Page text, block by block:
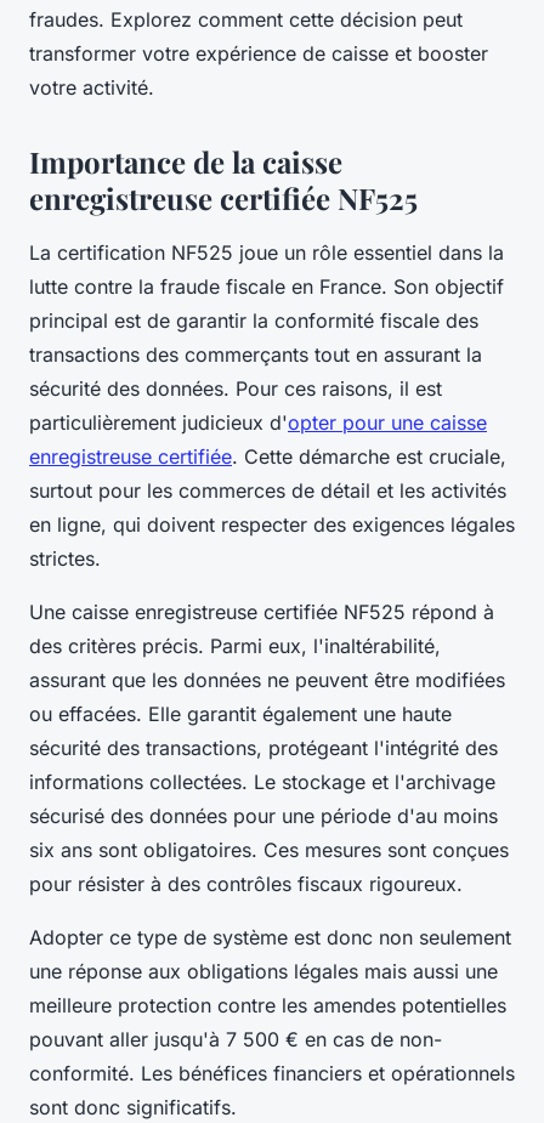
fraudes. Explorez comment cette décision peut
transformer votre expérience de caisse et booster
votre activité.
Importance de la caisse
enregistreuse certifiée NF525
La certification NF525 joue un rôle essentiel dans la
lutte contre la fraude fiscale en France. Son objectif
principal est de garantir la conformité fiscale des
transactions des commerçants tout en assurant la
sécurité des données. Pour ces raisons, il est
particulièrement judicieux d'opter pour une caisse
enregistreuse certifiée. Cette démarche est cruciale,
surtout pour les commerces de détail et les activités
en ligne, qui doivent respecter des exigences légales
strictes.
Une caisse enregistreuse certifiée NF525 répond à
des critères précis. Parmi eux, l'inaltérabilité,
assurant que les données ne peuvent être modifiées
ou effacées. Elle garantit également une haute
sécurité des transactions, protégeant l'intégrité des
informations collectées. Le stockage et l'archivage
sécurisé des données pour une période d'au moins
six ans sont obligatoires. Ces mesures sont conçues
pour résister à des contrôles fiscaux rigoureux.
Adopter ce type de système est donc non seulement
une réponse aux obligations légales mais aussi une
meilleure protection contre les amendes potentielles
pouvant aller jusqu'à 7 500 € en cas de non-
conformité. Les bénéfices financiers et opérationnels
sont donc significatifs.